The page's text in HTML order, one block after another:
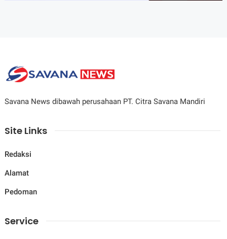
Savana News dibawah perusahaan PT. Citra Savana Mandiri
Site Links
Redaksi
Alamat
Pedoman
Service